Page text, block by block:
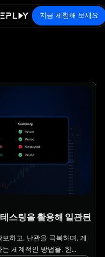
지금 체험해 보세요
스팅을 활용해 일관된
하고, 난관을 극복하며, 계
체계적인 방법을, 한...